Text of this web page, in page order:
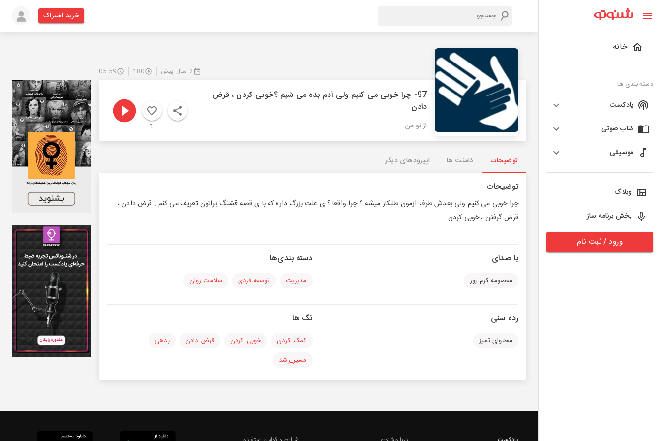
خانه
دسته بندی ها
پادکست
کتاب صوتی
موسیقی
وبلاگ
بخش برنامه ساز
ورود / ثبت نام
خرید اشتراک
2 سال پیش 180
05:59
97- چرا خوبی می کنیم ولی آدم بده می شیم ؟خوبی کردن ، قرض
دادن
از نو من 1
توضیحات کامنت ها اپیزودهای دیگر
توضیحات
چرا خوبی می کنیم ولی بعدش طرف ازمون طلبکار میشه ؟ چرا واقعا ؟ ی علت بزرگ داره که با ی قصه قشنگ براتون تعریف می کنم : قرض دادن ،
قرض گرفتن ، خوبی کردن
با صدای
معصومه کرم پور
دسته بندی‌ها
مدیریت توسعه فردی سلامت روان
رده سنی
محتوای تمیز
تگ ها
کمک_کردن خوبی_کردن قرض_دادن
بدهی
مسیر_رشد